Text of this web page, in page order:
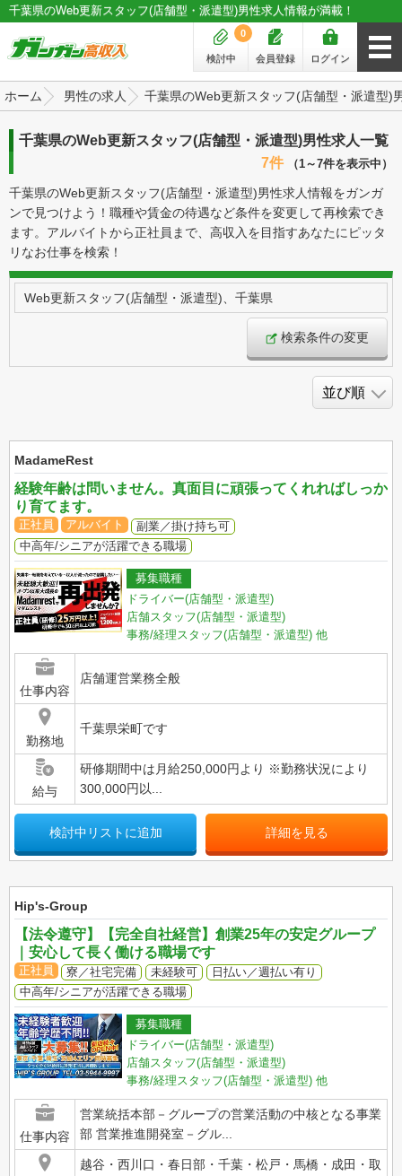
千葉県のWeb更新スタッフ(店舗型・派遣型)男性求人情報が満載！
ログイン
会員登録
検討中
0
ホーム 男性の求人 千葉県のWeb更新スタッフ(店舗型・派遣型)
千葉県のWeb更新スタッフ(店舗型・派遣型)男性求人一覧
7件
（1～7件を表示中）
千葉県のWeb更新スタッフ(店舗型・派遣型)男性求人情報をガンガ
ンで見つけよう！職種や賃金の待遇など条件を変更して再検索でき
ます。アルバイトから正社員まで、高収入を目指すあなたにピッタ
リなお仕事を検索！
Web更新スタッフ(店舗型・派遣型)、千葉県
検索条件の変更
MadameRest
経験年齢は問いません。真面目に頑張ってくれればしっか
り育てます。
正社員 アルバイト
副業／掛け持ち可
中高年/シニアが活躍できる職場
募集職種
ドライバー(店舗型・派遣型)
店舗スタッフ(店舗型・派遣型)
事務/経理スタッフ(店舗型・派遣型) 他
仕事内容
店舗運営業務全般
勤務地
千葉県栄町です
給与
研修期間中は月給250,000円より ※勤務状況により
300,000円以...
検討中リストに追加 詳細を見る
Hip's-Group
【法令遵守】【完全自社経営】創業25年の安定グループ
｜安心して長く働ける職場です
正社員 寮／社宅完備 未経験可
日払い／週払い有り
中高年/シニアが活躍できる職場
募集職種
ドライバー(店舗型・派遣型)
店舗スタッフ(店舗型・派遣型)
事務/経理スタッフ(店舗型・派遣型) 他
仕事内容
営業統括本部－グループの営業活動の中核となる事業
部 営業推進開発室－グル...
越谷・西川口・春日部・千葉・松戸・馬橋・成田・取